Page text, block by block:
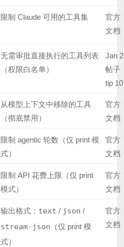
限制 Claude 可用的工具集
官方
文档
无需审批直接执行的工具列表
（权限白名单）
Jan 2
帖子
tip 10
从模型上下文中移除的工具
（彻底禁用）
官方
文档
限制 agentic 轮数（仅 print 模
式）
官方
文档
限制 API 花费上限（仅 print
模式）
官方
文档
输出格式： text / json /
stream-json （仅 print 模
式）
官方
文档